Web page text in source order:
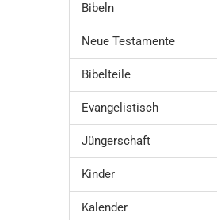
Bibeln
Neue Testamente
Bibelteile
Evangelistisch
Jüngerschaft
Kinder
Kalender